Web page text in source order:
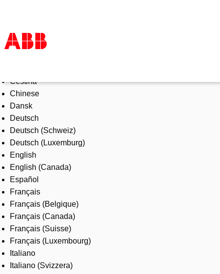
Products & Solutions
Industries
Services
About us
Where to buy
Contact us
Careers
Čeština
Chinese
Dansk
Deutsch
Deutsch (Schweiz)
Deutsch (Luxemburg)
English
English (Canada)
Español
Français
Français (Belgique)
Français (Canada)
Français (Suisse)
Français (Luxembourg)
Italiano
Italiano (Svizzera)